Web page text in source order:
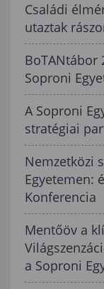
Családi
utaztak
BoTANtábor
Soproni
A Soproni
stratégiai
Nemzetközi
Egyetemen:
Konferencia
Mentőöv a
a Soproni